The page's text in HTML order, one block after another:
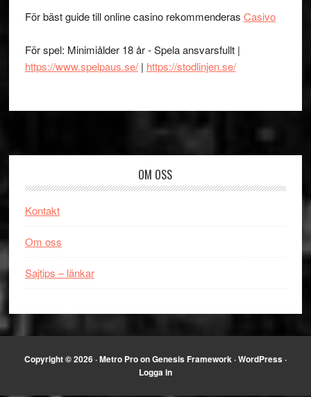
För bäst guide till online casino rekommenderas Casivo
För spel: Minimiålder 18 år - Spela ansvarsfullt |
https://www.spelpaus.se/| https://stodlinjen.se/
OM OSS
Kontakt
Om oss
Sajtips – länkar
Copyright © 2026 ·Metro ProonGenesis Framework ·WordPress ·
Logga in